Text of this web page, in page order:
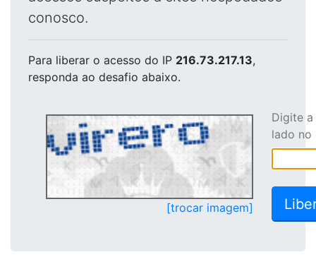
conosco.
Para liberar o acesso do IP 216.73.217.13,
responda ao desafio abaixo.
[trocar imagem]
Digite
lado no